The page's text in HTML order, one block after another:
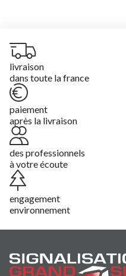
livraison
dans toute la france
paiement
après la livraison
des professionnels
à votre écoute
engagement
environnement